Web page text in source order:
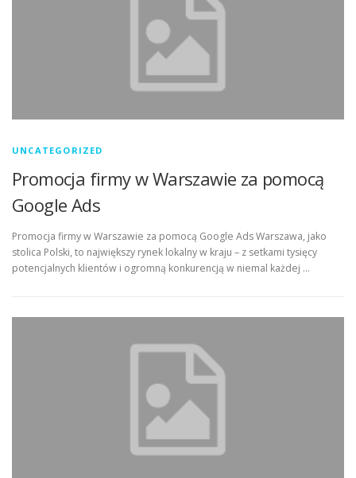
UNCATEGORIZED
Promocja firmy w Warszawie za pomocą
Google Ads
Promocja firmy w Warszawie za pomocą Google Ads Warszawa, jako
stolica Polski, to największy rynek lokalny w kraju – z setkami tysięcy
potencjalnych klientów i ogromną konkurencją w niemal każdej …